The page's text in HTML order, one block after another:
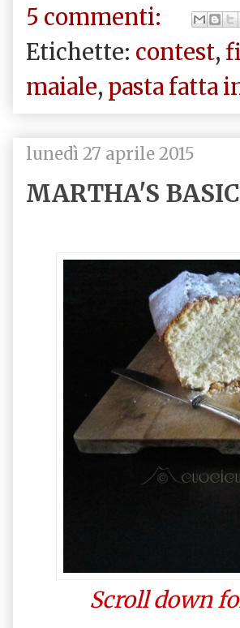
5 commenti:
Etichette: contest,
maiale, pasta fatta
lunedì 27 aprile 2015
MARTHA'S
Scroll down